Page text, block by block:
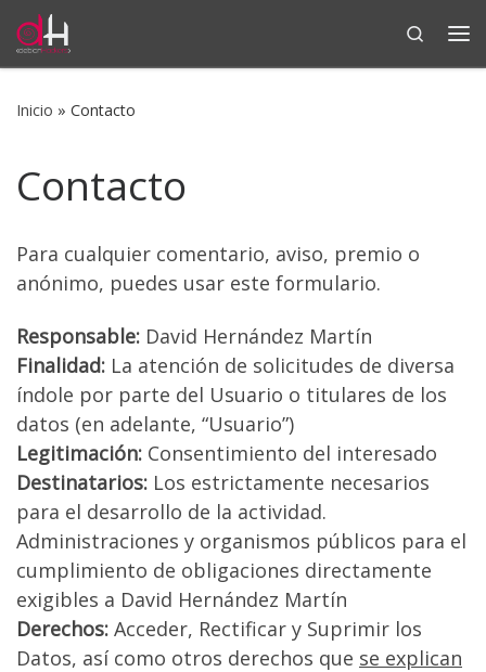
Saltar al contenido
Search
Inicio » Contacto
Contacto
Para cualquier comentario, aviso, premio o
anónimo, puedes usar este formulario.
Responsable: David Hernández Martín
Finalidad: La atención de solicitudes de diversa
índole por parte del Usuario o titulares de los
datos (en adelante, “Usuario”)
Legitimación: Consentimiento del interesado
Destinatarios: Los estrictamente necesarios
para el desarrollo de la actividad.
Administraciones y organismos públicos para el
cumplimiento de obligaciones directamente
exigibles a David Hernández Martín
Derechos: Acceder, Rectificar y Suprimir los
Datos, así como otros derechos que se explican